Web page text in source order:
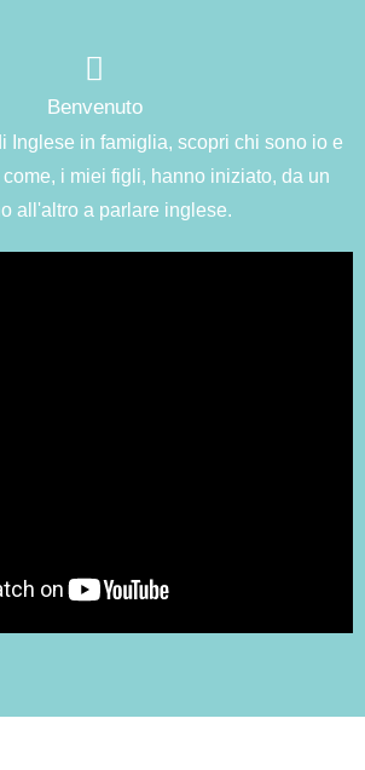
Benvenuto
Inglese in famiglia, scopri chi sono io e
come, i miei figli, hanno iniziato, da un
all'altro a parlare inglese.